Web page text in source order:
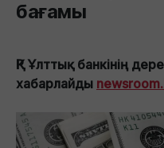
бағамы
ҚР Ұлттық банкінің
хабарлайды